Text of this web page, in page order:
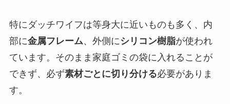
特にダッチワイフは等身大に近いものも多く、内
部に金属フレーム、外側にシリコン樹脂が使われ
ています。そのまま家庭ゴミの袋に入れることが
できず、必ず素材ごとに切り分ける必要がありま
す。